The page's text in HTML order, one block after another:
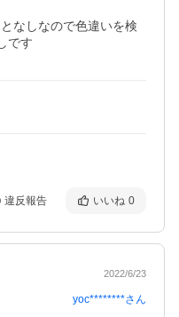
なしなので色違いを検
です
違反報告 いいね 0
2022/6/23
yoc********さん